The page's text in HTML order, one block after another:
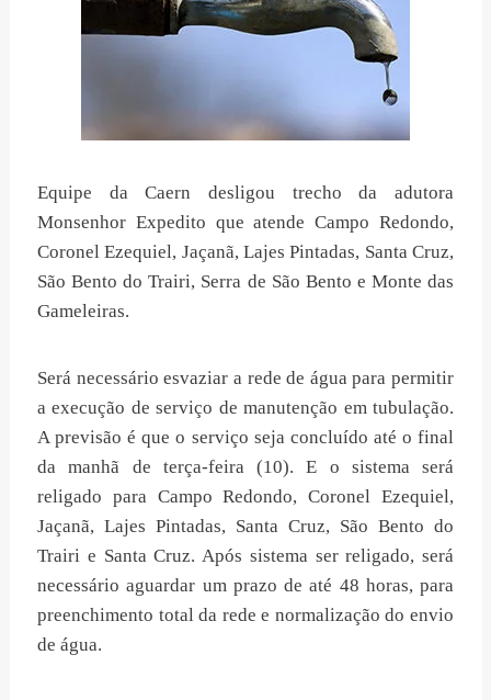
Equipe da Caern desligou trecho da adutora
Monsenhor Expedito que atende Campo Redondo,
Coronel Ezequiel, Jaçanã, Lajes Pintadas, Santa Cruz,
São Bento do Trairi, Serra de São Bento e Monte das
Gameleiras.
Será necessário esvaziar a rede de água para permitir
a execução de serviço de manutenção em tubulação.
A previsão é que o serviço seja concluído até o final
da manhã de terça-feira (10). E o sistema será
religado para Campo Redondo, Coronel Ezequiel,
Jaçanã, Lajes Pintadas, Santa Cruz, São Bento do
Trairi e Santa Cruz. Após sistema ser religado, será
necessário aguardar um prazo de até 48 horas, para
preenchimento total da rede e normalização do envio
de água.